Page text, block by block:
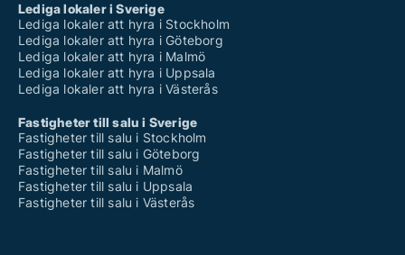
Lediga lokaler i Sverige
Lediga lokaler att hyra i Stockholm
Lediga lokaler att hyra i Göteborg
Lediga lokaler att hyra i Malmö
Lediga lokaler att hyra i Uppsala
Lediga lokaler att hyra i Västerås
Fastigheter till salu i Sverige
Fastigheter till salu i Stockholm
Fastigheter till salu i Göteborg
Fastigheter till salu i Malmö
Fastigheter till salu i Uppsala
Fastigheter till salu i Västerås